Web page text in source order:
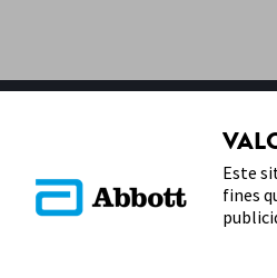
MAPA DEL SITIO
Este
fines